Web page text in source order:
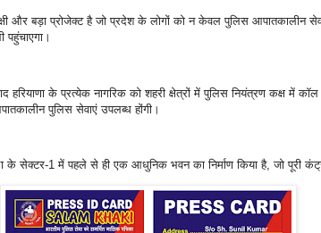
और बड़ा प्रोजेक्ट है जो प्रदेश के लोगों को न केवल पुलिस आपातकालीन
हरियाणा के प्रत्येक नागरिक को शहरी क्षेत्रों में पुलिस नियंत्रण कक्ष में
पुलिस सेवाएं उपलब्ध होंगी।
सेक्टर-1 में पहले से ही एक आधुनिक भवन का निर्माण किया है, जो पूरी